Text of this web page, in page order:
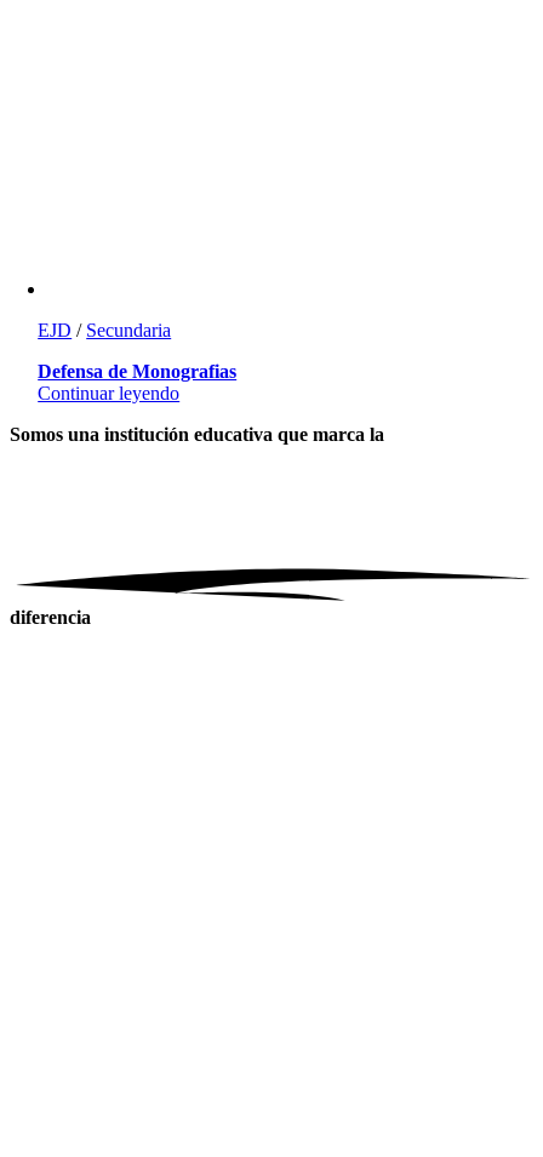
EJD / Secundaria
Defensa de Monografias
Continuar leyendo
Somos una institución educativa que marca la
diferencia